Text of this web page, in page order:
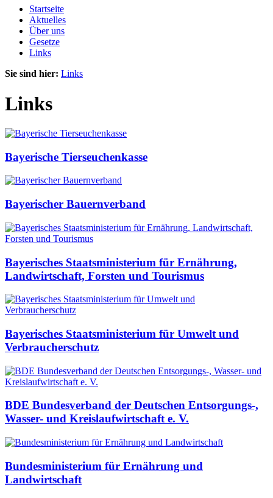
Startseite
Aktuelles
Über uns
Gesetze
Links
Sie sind hier: Links
Links
Bayerische Tierseuchenkasse
Bayerischer Bauernverband
Bayerisches Staatsministerium für Ernährung,
Landwirtschaft, Forsten und Tourismus
Bayerisches Staatsministerium für Umwelt und
Verbraucherschutz
BDE Bundesverband der Deutschen Entsorgungs-,
Wasser- und Kreislaufwirtschaft e. V.
Bundesministerium für Ernährung und
Landwirtschaft